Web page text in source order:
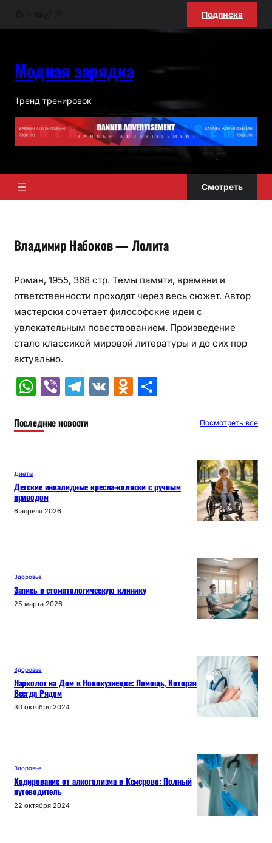
Подписка
Модная зарядка
Тренд тренировок
Смотреть
Владимир Набоков — Лолита
Роман, 1955, 368 стр. Темы памяти, времени и
ответственности проходят через весь сюжет. Автор
мастерски сочетает философские идеи с
увлекательным повествованием. Произведение
стало классикой мировой литературы и до сих пор
актуально.
W
at
p
p
Vi
er
T
e
m
V O
a
О
в
Последние новости Посмотреть все
Диеты
Детские инвалидные кресла-коляски с ручным
приводом
6 апреля 2026
Здоровье
Запись в стоматологическую клинику
25 марта 2026
Здоровье
Нарколог на Дом в Новокузнецке: Помощь, Которая
Всегда Рядом
30 октября 2024
Здоровье
Кодирование от алкоголизма в Кемерово: Полный
путеводитель
22 октября 2024